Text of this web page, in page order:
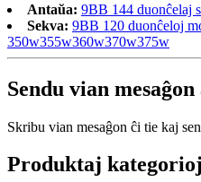
Antaŭa: 9BB 144 duonĉelaj
Sekva: 9BB 120 duonĉeloj
350w355w360w370w375w
Sendu vian
Skribu vian mesaĝon ĉi tie kaj
Produktaj kategorioj